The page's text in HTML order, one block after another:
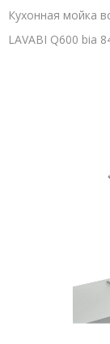
Кухонная мойка
LAVABI Q600 bia